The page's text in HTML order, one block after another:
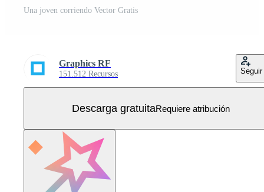
Una joven corriendo Vector Gratis
Graphics RF
151.512 Recursos Seguir
Descarga gratuitaRequiere atribución